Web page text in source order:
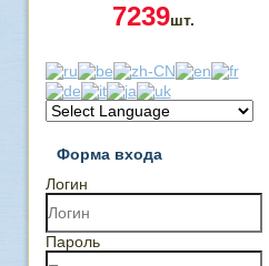
7239шт.
Форма входа
Логин
Пароль